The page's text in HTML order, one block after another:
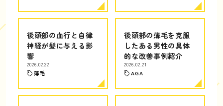
後頭部の血行と自律
神経が髪に与える影
響
2026.02.22
薄毛
後頭部の薄毛を克服
したある男性の具体
的な改善事例紹介
2026.02.21
AGA